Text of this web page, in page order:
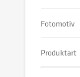
Fotomotiv
Produktart